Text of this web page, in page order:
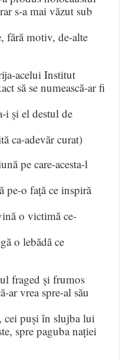
s-a mai văzut sub
fără motiv, de-alte
acelui Institut
să se numească-ar fi
i și el destul de
ca-adevăr curat)
pe care-acesta-l
pe-o față ce inspiră
o victimă ce-
o lebădă ce
fraged și frumos
ar vrea spre-al său
puși în slujba lui
spre paguba nației